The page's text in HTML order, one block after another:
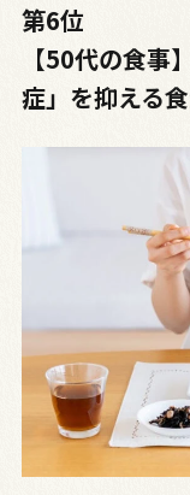
第6位
【50代の食事
症」を抑える